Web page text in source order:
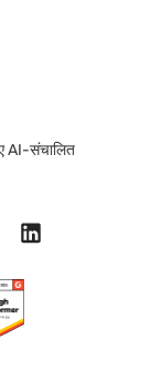
AI-संचालित